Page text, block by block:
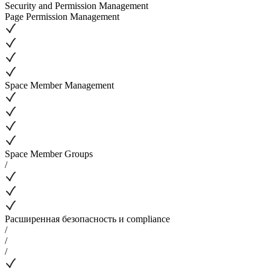
Security and Permission Management
Page Permission Management
Space Member Management
Space Member Groups
/
Расширенная безопасность и compliance
/
/
/